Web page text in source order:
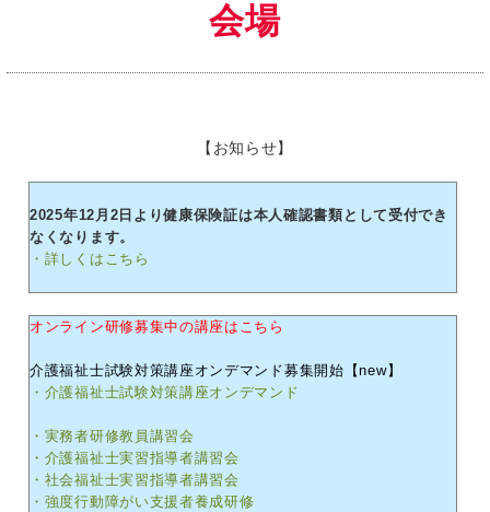
会場
【お知らせ】
2025年12月2日より健康保険証は本人確認書類として受付でき
なくなります。
・詳しくはこちら
オンライン研修募集中の講座はこちら
介護福祉士試験対策講座オンデマンド募集開始【new】
・介護福祉士試験対策講座オンデマンド
・実務者研修教員講習会
・介護福祉士実習指導者講習会
・社会福祉士実習指導者講習会
・強度行動障がい支援者養成研修